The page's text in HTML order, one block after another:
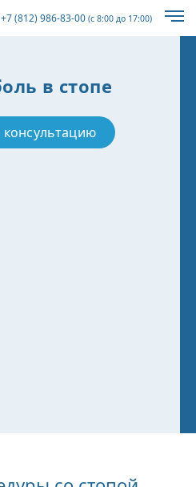
+7 (812) 986-83-00 (с 8:00 до 17:00)
в стопе